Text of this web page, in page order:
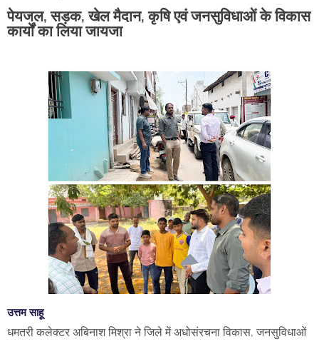
पेयजल, सड़क, खेल मैदान, कृषि एवं जनसुविधाओं के विकास
कार्यों का लिया जायजा
उत्तम साहू
धमतरी कलेक्टर अबिनाश मिश्रा ने जिले में अधोसंरचना विकास, जनसुविधाओं